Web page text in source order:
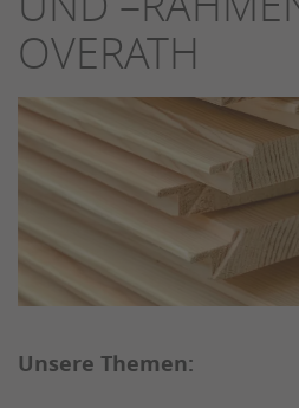
OVERATH
Unsere Themen: